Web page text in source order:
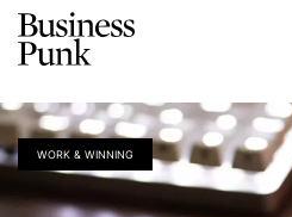
WORK & WINNING